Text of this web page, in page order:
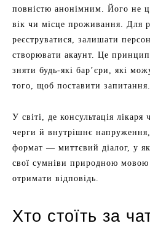
повністю анонімним. Його не
вік чи місце проживання. Для
реєструватися, залишати
створювати акаунт. Це
зняти будь-які бар’єри, які
того, щоб поставити запитання.
У світі, де консультація лікаря
черги й внутрішнє
формат — миттєвий діалог, у
свої сумніви природною
отримати відповідь.
Хто стоїть за